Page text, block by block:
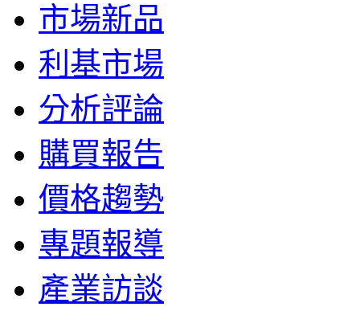
市場新品
利基市場
分析評論
購買報告
價格趨勢
專題報導
產業訪談